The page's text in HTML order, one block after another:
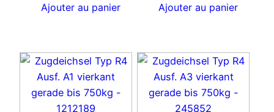
Ajouter au panier Ajouter au panier